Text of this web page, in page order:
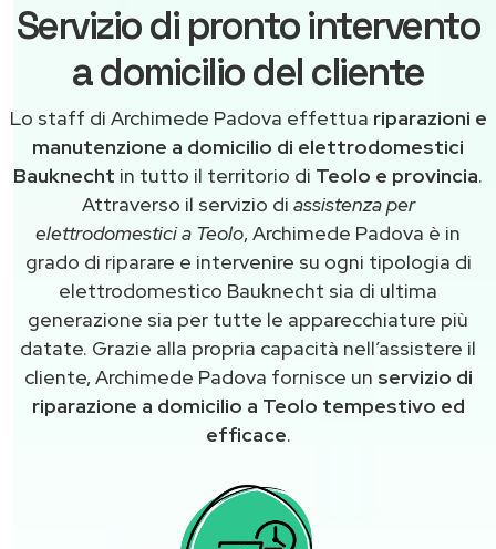
Servizio di pronto intervento
a domicilio del cliente
Lo staff di Archimede Padova effettua riparazioni e
manutenzione a domicilio di elettrodomestici
Bauknecht in tutto il territorio di Teolo e provincia.
Attraverso il servizio di assistenza per
elettrodomestici a Teolo, Archimede Padova è in
grado di riparare e intervenire su ogni tipologia di
elettrodomestico Bauknecht sia di ultima
generazione sia per tutte le apparecchiature più
datate. Grazie alla propria capacità nell’assistere il
cliente, Archimede Padova fornisce un servizio di
riparazione a domicilio a Teolo tempestivo ed
efficace.